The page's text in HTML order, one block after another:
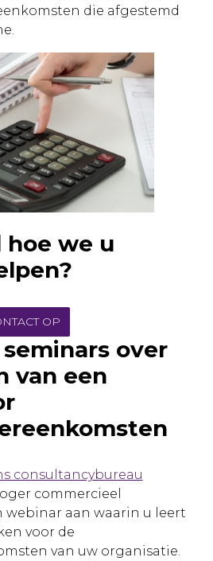
die afgestemd
hoe we u
OP
over
van een
consultancybureau
commercieel
webinar aan waarin u leert
voor de
van uw organisatie.